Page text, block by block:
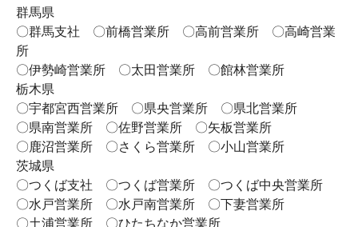
群馬県
〇群馬支社 〇前橋営業所 〇高前営業所 〇高崎営業
所
〇伊勢崎営業所 〇太田営業所 〇館林営業所
栃木県
〇宇都宮西営業所 〇県央営業所 〇県北営業所
〇県南営業所 〇佐野営業所 〇矢板営業所
〇鹿沼営業所 〇さくら営業所 〇小山営業所
茨城県
〇つくば支社 〇つくば営業所 〇つくば中央営業所
〇水戸営業所 〇水戸南営業所 〇下妻営業所
〇土浦営業所 〇ひたちなか営業所